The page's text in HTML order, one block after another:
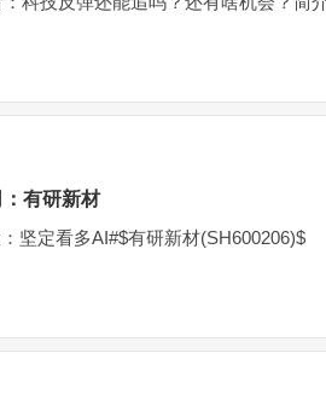
有研新材
坚定看多AI#$有研新材(SH600206)$